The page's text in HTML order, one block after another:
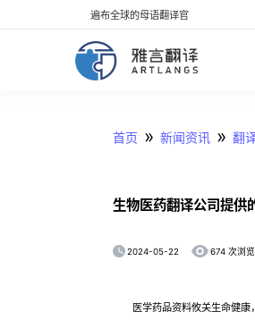
遍布全球的母语翻译官
首页 » 新闻资讯 » 翻
生物医药翻译公司提供
2024-05-22 674 次浏览
医学药品资料攸关生命健康，